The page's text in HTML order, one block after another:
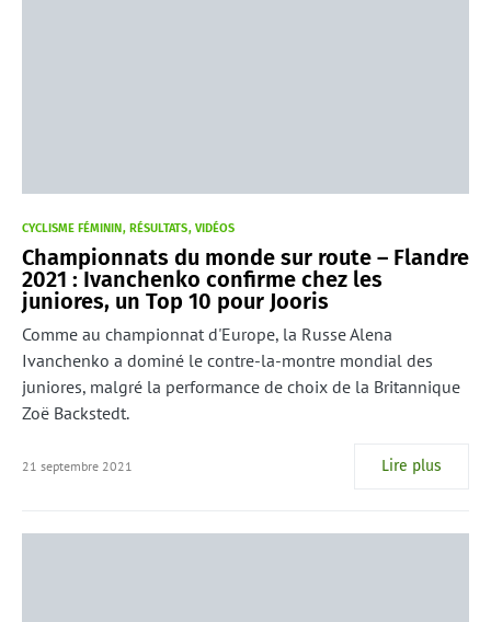
CYCLISME FÉMININ RÉSULTATS VIDÉOS
Championnats du monde sur route – Flandre
2021 : Ivanchenko confirme chez les
juniores, un Top 10 pour Jooris
Comme au championnat d'Europe, la Russe Alena
Ivanchenko a dominé le contre-la-montre mondial des
juniores, malgré la performance de choix de la Britannique
Zoë Backstedt.
21 septembre 2021 Lire plus